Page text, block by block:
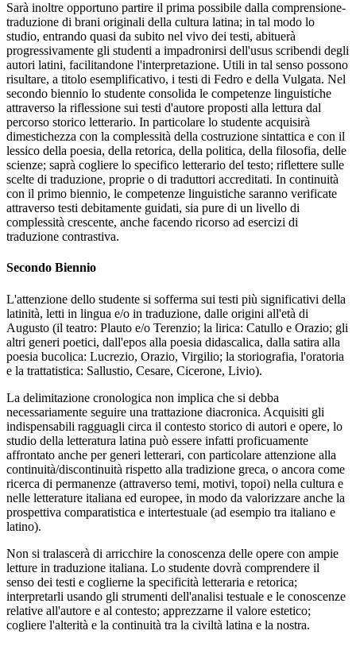
Sarà inoltre opportuno partire il prima possibile dalla comprensione-
traduzione di brani originali della cultura latina; in tal modo lo
studio, entrando quasi da subito nel vivo dei testi, abituerà
progressivamente gli studenti a impadronirsi dell'usus scribendi degli
autori latini, facilitandone l'interpretazione. Utili in tal senso possono
risultare, a titolo esemplificativo, i testi di Fedro e della Vulgata. Nel
secondo biennio lo studente consolida le competenze linguistiche
attraverso la riflessione sui testi d'autore proposti alla lettura dal
percorso storico letterario. In particolare lo studente acquisirà
dimestichezza con la complessità della costruzione sintattica e con il
lessico della poesia, della retorica, della politica, della filosofia, delle
scienze; saprà cogliere lo specifico letterario del testo; riflettere sulle
scelte di traduzione, proprie o di traduttori accreditati. In continuità
con il primo biennio, le competenze linguistiche saranno verificate
attraverso testi debitamente guidati, sia pure di un livello di
complessità crescente, anche facendo ricorso ad esercizi di
traduzione contrastiva.
Secondo Biennio
L'attenzione dello studente si sofferma sui testi più significativi della
latinità, letti in lingua e/o in traduzione, dalle origini all'età di
Augusto (il teatro: Plauto e/o Terenzio; la lirica: Catullo e Orazio; gli
altri generi poetici, dall'epos alla poesia didascalica, dalla satira alla
poesia bucolica: Lucrezio, Orazio, Virgilio; la storiografia, l'oratoria
e la trattatistica: Sallustio, Cesare, Cicerone, Livio).
La delimitazione cronologica non implica che si debba
necessariamente seguire una trattazione diacronica. Acquisiti gli
indispensabili ragguagli circa il contesto storico di autori e opere, lo
studio della letteratura latina può essere infatti proficuamente
affrontato anche per generi letterari, con particolare attenzione alla
continuità/discontinuità rispetto alla tradizione greca, o ancora come
ricerca di permanenze (attraverso temi, motivi, topoi) nella cultura e
nelle letterature italiana ed europee, in modo da valorizzare anche la
prospettiva comparatistica e intertestuale (ad esempio tra italiano e
latino).
Non si tralascerà di arricchire la conoscenza delle opere con ampie
letture in traduzione italiana. Lo studente dovrà comprendere il
senso dei testi e coglierne la specificità letteraria e retorica;
interpretarli usando gli strumenti dell'analisi testuale e le conoscenze
relative all'autore e al contesto; apprezzarne il valore estetico;
cogliere l'alterità e la continuità tra la civiltà latina e la nostra.